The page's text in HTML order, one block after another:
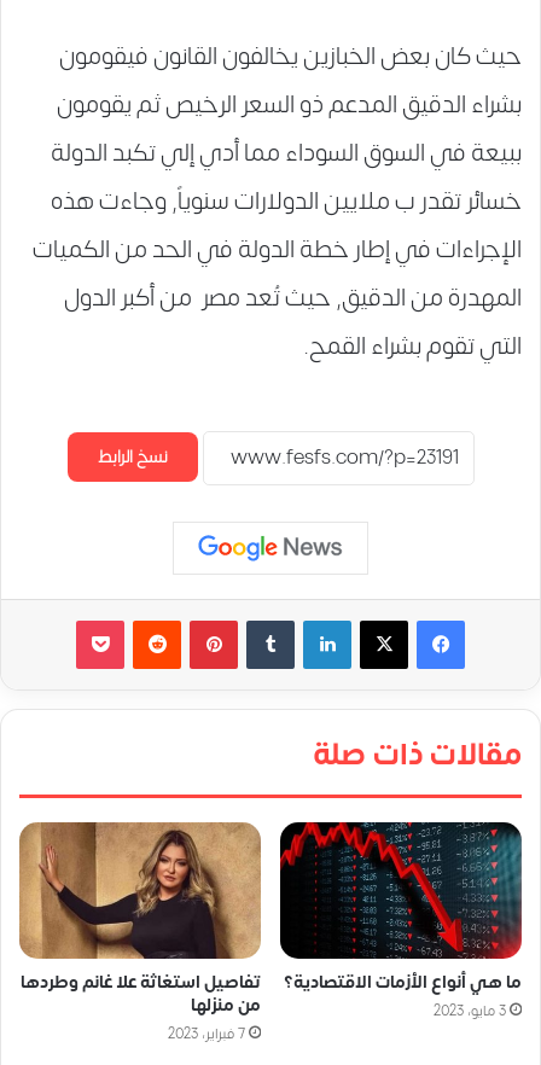
حيث كان بعض الخبازين يخالفون القانون فيقومون
بشراء الدقيق المدعم ذو السعر الرخيص ثم يقومون
ببيعة في السوق السوداء مما أدي إلي تكبد الدولة
خسائر تقدر ب ملايين الدولارات سنوياً, وجاءت هذه
الإجراءات في إطار خطة الدولة في الحد من الكميات
المهدرة من الدقيق, حيث تُعد مصر من أكبر الدول
التي تقوم بشراء القمح.
نسخ الرابط
لينكدإن بينتيريست
مقالات ذات صلة
ما هي أنواع الأزمات الاقتصادية؟
3 مايو، 2023
تفاصيل استغاثة علا غانم وطردها
من منزلها
7 فبراير، 2023